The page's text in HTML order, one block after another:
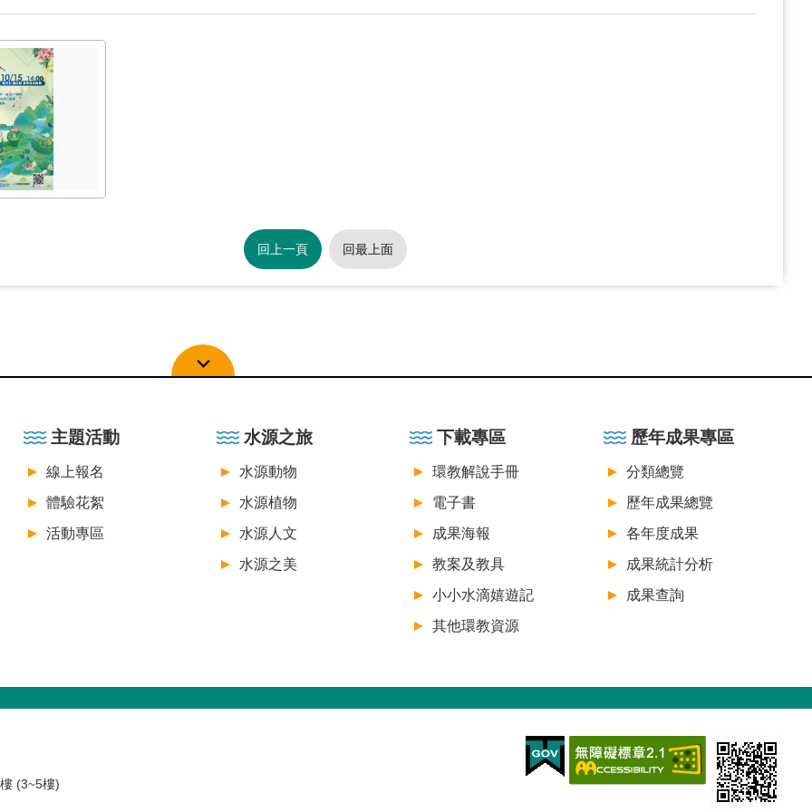
回上一頁 回最上面
主題活動
線上報名
體驗花絮
活動專區
水源之旅
水源動物
水源植物
水源人文
水源之美
下載專區
環教解說手冊
電子書
成果海報
教案及教具
小小水滴嬉遊記
其他環教資源
歷年成果專區
分類總覽
歷年成果總覽
各年度成果
成果統計分析
成果查詢
(3~5樓)